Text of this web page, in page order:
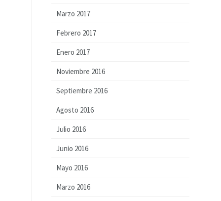
Marzo 2017
Febrero 2017
Enero 2017
Noviembre 2016
Septiembre 2016
Agosto 2016
Julio 2016
Junio 2016
Mayo 2016
Marzo 2016